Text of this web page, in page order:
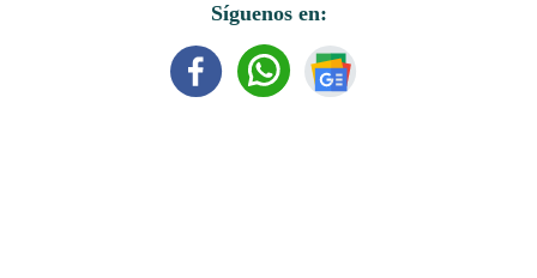
Síguenos en: